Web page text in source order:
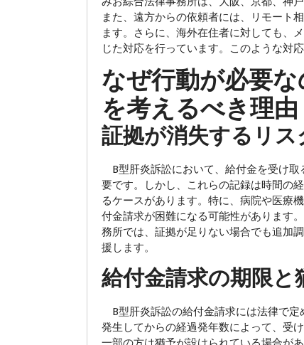
また、遠方からの依頼者には、リモート
ます。さらに、海外在住者に対しても、
じた対応を行っています。このような対
なぜ行動が必要
を考えるべき理由
証拠が消失するリス
B型肝炎訴訟において、給付金を受け
要です。しかし、これらの記録は時間の
るケースがあります。特に、病院や医療
付金請求が困難になる可能性があります
務所では、証拠が足りない場合でも追加
援します。
給付金請求の期限と
B型肝炎訴訟の給付金請求には法律で
発生してからの経過発年数によって、受